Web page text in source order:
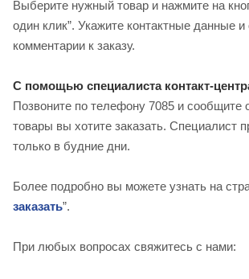
Выберите нужный товар и нажмите на
один клик”. Укажите контактные данные и
комментарии к заказу.
С помощью специалиста контакт-
Позвоните по телефону 7085 и сообщите
товары вы хотите заказать. Специалист
только в будние дни.
Более подробно вы можете узнать на
заказать”.
При любых вопросах свяжитесь с нами: